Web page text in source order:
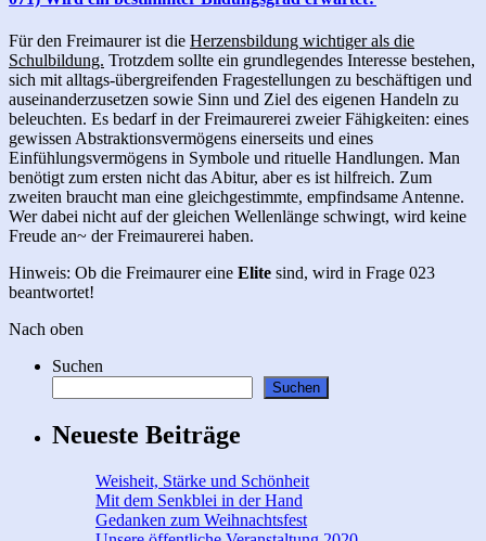
Für den Freimaurer ist die Herzensbildung wichtiger als die
Schulbildung. Trotzdem sollte ein grundlegendes Interesse bestehen,
sich mit alltags-übergreifenden Fragestellungen zu beschäftigen und
auseinanderzusetzen sowie Sinn und Ziel des eigenen Handeln zu
beleuchten. Es bedarf in der Freimaurerei zweier Fähigkeiten: eines
gewissen Abstraktionsvermögens einerseits und eines
Einfühlungsvermögens in Symbole und rituelle Handlungen. Man
benötigt zum ersten nicht das Abitur, aber es ist hilfreich. Zum
zweiten braucht man eine gleichgestimmte, empfindsame Antenne.
Wer dabei nicht auf der gleichen Wellenlänge schwingt, wird keine
Freude an~ der Freimaurerei haben.
Hinweis: Ob die Freimaurer eine Elite sind, wird in Frage 023
beantwortet!
Nach oben
Suchen
Suchen
Neueste Beiträge
Weisheit, Stärke und Schönheit
Mit dem Senkblei in der Hand
Gedanken zum Weihnachtsfest